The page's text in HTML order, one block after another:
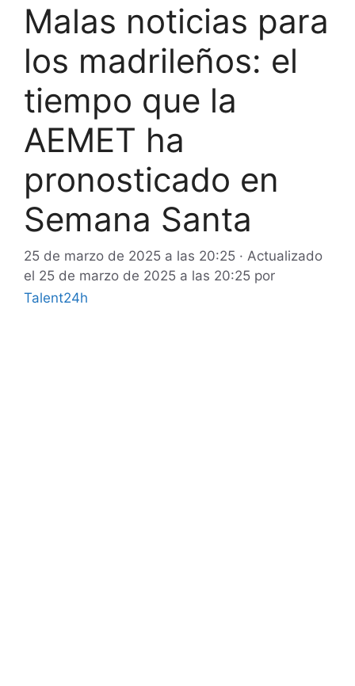
Malas noticias para
los madrileños: el
tiempo que la
AEMET ha
pronosticado en
Semana Santa
25 de marzo de 2025 a las 20:25 · Actualizado
el 25 de marzo de 2025 a las 20:25 por
Talent24h